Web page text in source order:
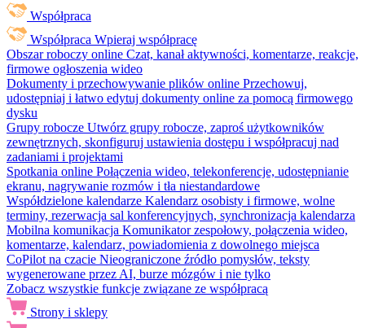
Współpraca
Współpraca Wpieraj współpracę
Obszar roboczy online Czat, kanał aktywności, komentarze, reakcje,
firmowe ogłoszenia wideo
Dokumenty i przechowywanie plików online Przechowuj,
udostępniaj i łatwo edytuj dokumenty online za pomocą firmowego
dysku
Grupy robocze Utwórz grupy robocze, zaproś użytkowników
zewnętrznych, skonfiguruj ustawienia dostępu i współpracuj nad
zadaniami i projektami
Spotkania online Połączenia wideo, telekonferencje, udostępnianie
ekranu, nagrywanie rozmów i tła niestandardowe
Współdzielone kalendarze Kalendarz osobisty i firmowe, wolne
terminy, rezerwacja sal konferencyjnych, synchronizacja kalendarza
Mobilna komunikacja Komunikator zespołowy, połączenia wideo,
komentarze, kalendarz, powiadomienia z dowolnego miejsca
CoPilot na czacie Nieograniczone źródło pomysłów, teksty
wygenerowane przez AI, burze mózgów i nie tylko
Zobacz wszystkie funkcje związane ze współpracą
Strony i sklepy